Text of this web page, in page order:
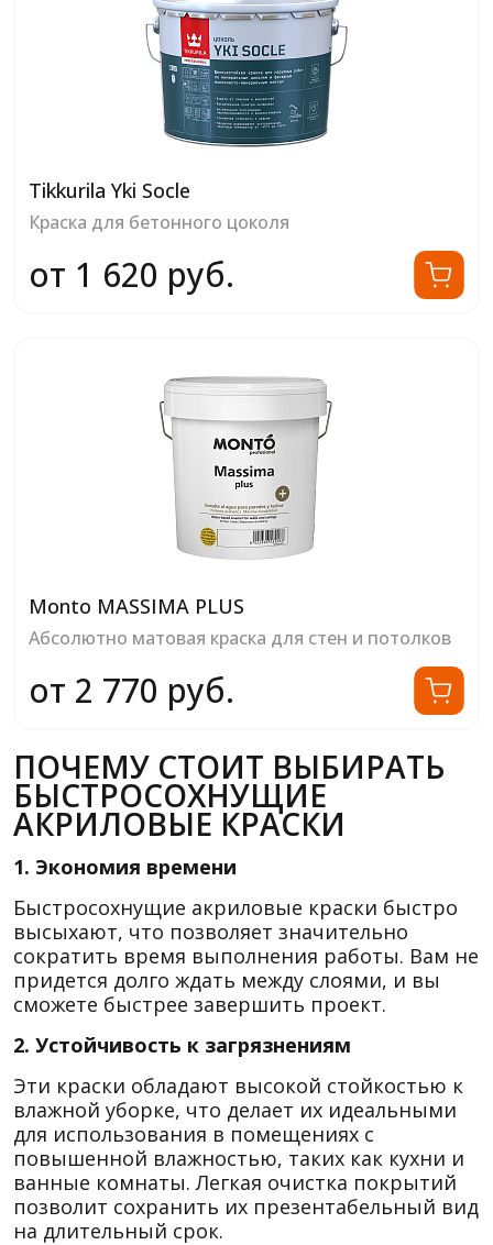
Tikkurila Yki Socle
Краска для бетонного цоколя
от 1 620 руб.
Monto MASSIMA PLUS
Абсолютно матовая краска для стен и потолков
от 2 770 руб.
ПОЧЕМУ СТОИТ ВЫБИРАТЬ
БЫСТРОСОХНУЩИЕ
АКРИЛОВЫЕ КРАСКИ
1. Экономия времени
Быстросохнущие акриловые краски быстро
высыхают, что позволяет значительно
сократить время выполнения работы. Вам не
придется долго ждать между слоями, и вы
сможете быстрее завершить проект.
2. Устойчивость к загрязнениям
Эти краски обладают высокой стойкостью к
влажной уборке, что делает их идеальными
для использования в помещениях с
повышенной влажностью, таких как кухни и
ванные комнаты. Легкая очистка покрытий
позволит сохранить их презентабельный вид
на длительный срок.